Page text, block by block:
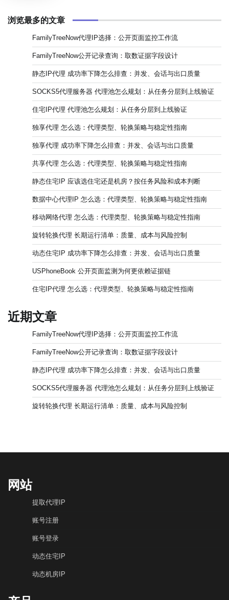
浏览最多的文章
FamilyTreeNow代理IP选择：公开页面监控工作流
FamilyTreeNow公开记录查询：取数证据字段设计
静态IP代理 成功率下降怎么排查：并发、会话与出口质量
SOCKS5代理服务器 代理池怎么规划：从任务分层到上线验证
住宅IP代理 代理池怎么规划：从任务分层到上线验证
独享代理 怎么选：代理类型、轮换策略与稳定性指南
独享代理 成功率下降怎么排查：并发、会话与出口质量
共享代理 怎么选：代理类型、轮换策略与稳定性指南
静态住宅IP 应该选住宅还是机房？按任务风险和成本判断
数据中心代理IP 怎么选：代理类型、轮换策略与稳定性指南
移动网络代理 怎么选：代理类型、轮换策略与稳定性指南
旋转轮换代理 长期运行清单：质量、成本与风险控制
动态住宅IP 成功率下降怎么排查：并发、会话与出口质量
USPhoneBook 公开页面监测为何更依赖证据链
住宅IP代理 怎么选：代理类型、轮换策略与稳定性指南
近期文章
FamilyTreeNow代理IP选择：公开页面监控工作流
FamilyTreeNow公开记录查询：取数证据字段设计
静态IP代理 成功率下降怎么排查：并发、会话与出口质量
SOCKS5代理服务器 代理池怎么规划：从任务分层到上线验证
旋转轮换代理 长期运行清单：质量、成本与风险控制
网站
提取代理IP
账号注册
账号登录
动态住宅IP
动态机房IP